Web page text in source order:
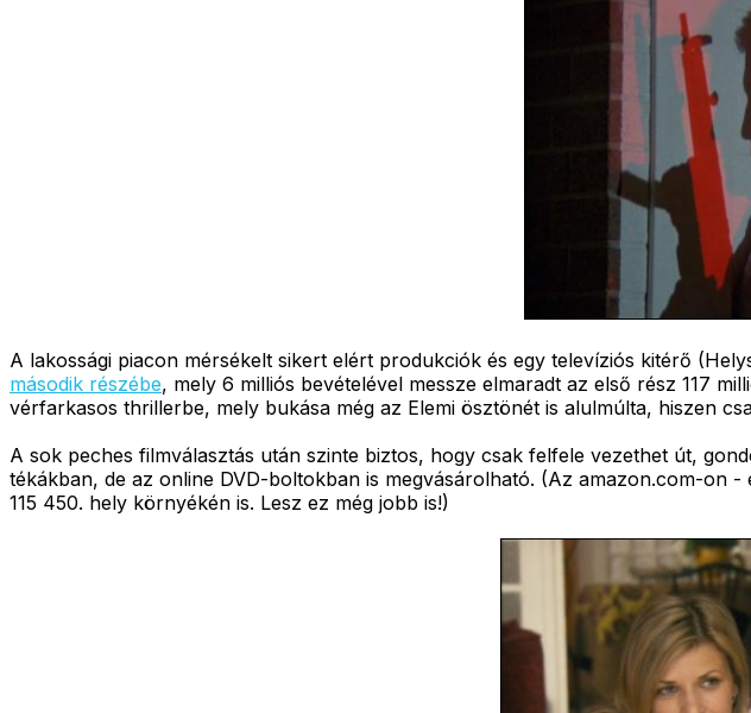
A lakossági piacon mérsékelt sikert elért produkciók és egy televíziós kitérő
második részébe, mely 6 milliós bevételével messze elmaradt az első rész 117
vérfarkasos thrillerbe, mely bukása még az Elemi ösztönét is alulmúlta, hiszen
A sok peches filmválasztás után szinte biztos, hogy csak felfele vezethet út,
tékákban, de az online DVD-boltokban is megvásárolható. (Az amazon.com-on
115 450. hely környékén is. Lesz ez még jobb is!)